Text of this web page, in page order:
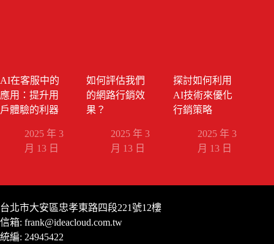
AI在客服中的
應用：提升用
戶體驗的利器
2025 年 3
月 13 日
如何評估我們
的網路行銷效
果？
2025 年 3
月 13 日
探討如何利用
AI技術來優化
行銷策略
2025 年 3
月 13 日
台北市大安區忠孝東路四段221號12樓
信箱: frank@ideacloud.com.tw
統編: 24945422